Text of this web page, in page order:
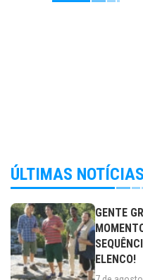
ÚLTIMAS NOTÍCIAS
GENTE
ELENCO!